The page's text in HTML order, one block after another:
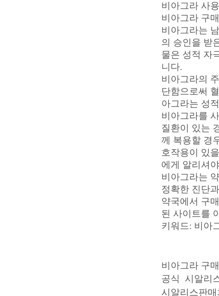
비아그라 사
비아그라 구
비아그라는
의 승인을 받
물은 성적 자
니다.
비아그라의
단함으로써
아그라는 성
비아그라를
질환이 있는
께 복용할 경
호작용이 있
에게 알리셔
비아그라는
정확한 진단
약국에서 구
된 사이트를
키워드: 비아
비아그라 구
공식
시알리
시알리스판매